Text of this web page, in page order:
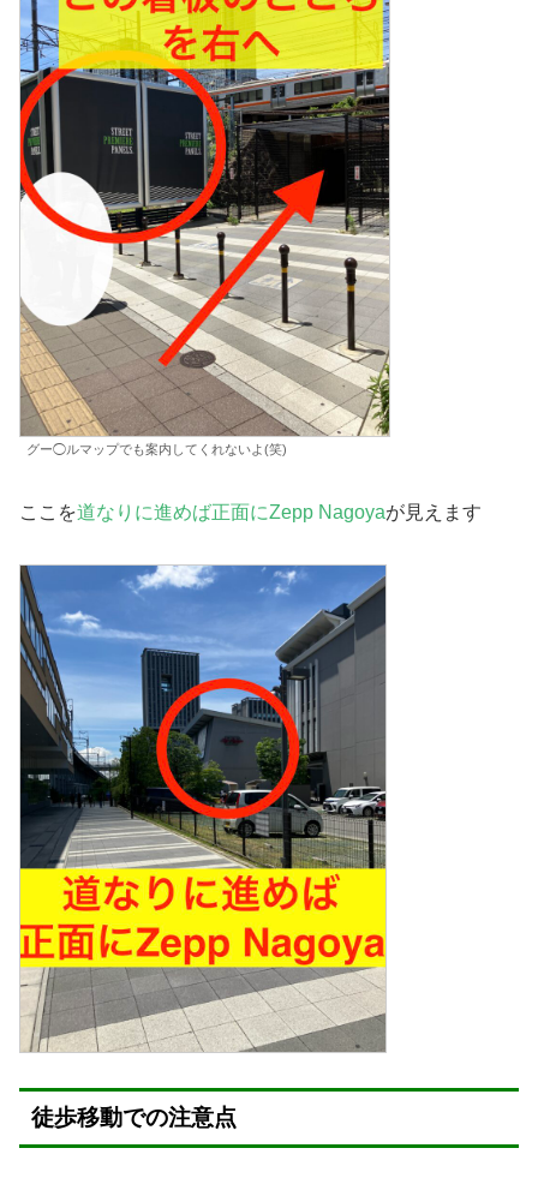
グー◯ルマップでも案内してくれないよ(笑)
ここを道なりに進めば正面にZepp Nagoyaが見えます
徒歩移動での注意点